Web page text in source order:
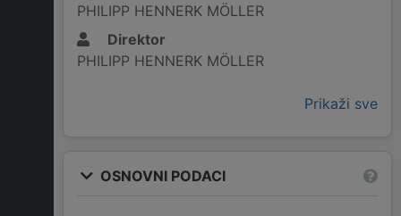
PHILIPP HENNERK MÖLLER
Direktor
PHILIPP HENNERK MÖLLER
Prikaži sve
OSNOVNI PODACI